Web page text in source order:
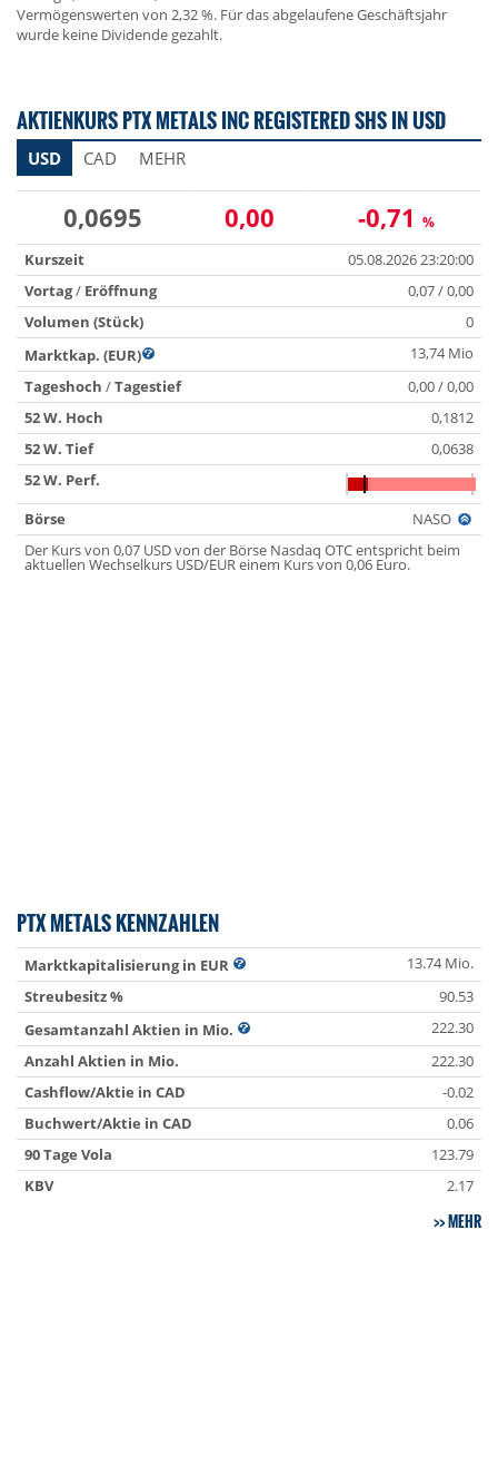
Vermögenswerten von 2,32 %. Für das abgelaufene Geschäftsjahr
wurde keine Dividende gezahlt.
AKTIENKURS PTX METALS INC REGISTERED SHS IN USD
USD CAD MEHR
0,0695 0,00 -0,71 %
Kurszeit
05.08.2026 23:20:00
Vortag/ Eröffnung
0,07 / 0,00
Volumen (Stück)
0
Marktkap. (EUR)
13,74 Mio
Tageshoch /Tagestief
0,00 / 0,00
52 W. Hoch
0,1812
52 W. Tief
0,0638
52 W. Perf.
Börse
NASO
Der Kurs von 0,07 USD von der Börse Nasdaq OTC entspricht beim
aktuellen Wechselkurs USD/EUR einem Kurs von 0,06 Euro.
PTX METALS KENNZAHLEN
Marktkapitalisierung in EUR
13.74 Mio.
Streubesitz %
90.53
Gesamtanzahl Aktien in Mio.
222.30
Anzahl Aktien in Mio.
222.30
Cashflow/Aktie in CAD
-0.02
Buchwert/Aktie in CAD
0.06
90 Tage Vola
123.79
KBV
2.17
MEHR